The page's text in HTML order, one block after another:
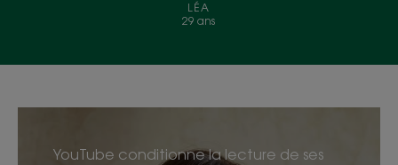
LÉA
29 ans
YouTube conditionne la lecture de ses